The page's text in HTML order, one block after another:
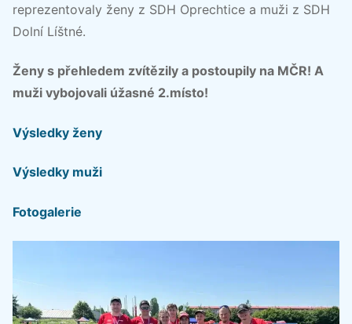
reprezentovaly ženy z SDH Oprechtice a muži z SDH
Dolní Líštné.
Ženy s přehledem zvítězily a postoupily na MČR! A
muži vybojovali úžasné 2.místo!
Výsledky ženy
Výsledky muži
Fotogalerie